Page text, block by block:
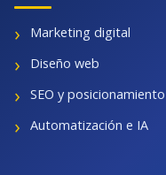
Marketing digital
Diseño web
SEO y posicionamiento
Automatización e IA